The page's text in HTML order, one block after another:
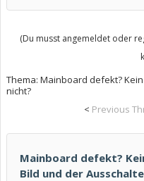
(Du musst angemeldet oder
Thema: Mainboard defekt?
nicht?
< Previous
Mainboard defekt?
Bild und der